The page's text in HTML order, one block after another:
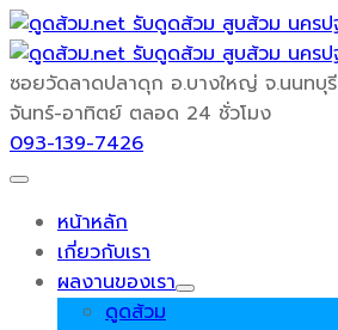
ซอยวัดลาดปลาดุก อ.บางใหญ่ จ.นนทบุรี
จันทร์-อาทิตย์ ตลอด 24 ชั่วโมง
093-139-7426
หน้าหลัก
เกี่ยวกับเรา
ผลงานของเรา
ดูดส้วม